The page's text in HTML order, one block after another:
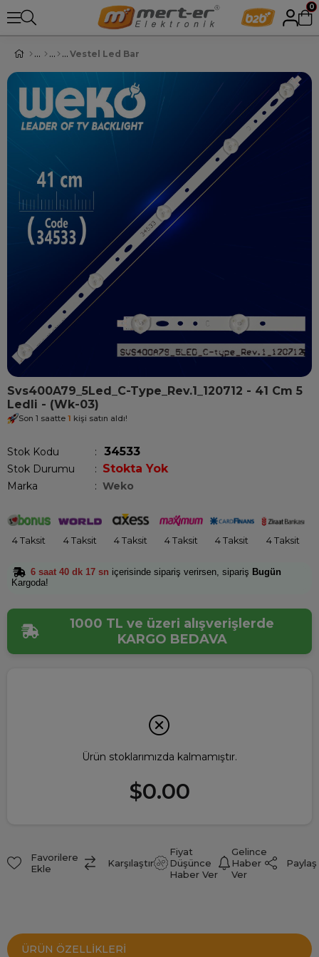
0
Vestel Led Bar
Svs400A79_5Led_C-Type_Rev.1_120712 - 41 Cm 5
Ledli - (Wk-03)
Son 1 saatte 1 kişi satın aldı!
Stok Kodu 34533
Stok Durumu : Stokta Yok
Marka : Weko
4 Taksit 4 Taksit 4 Taksit 4 Taksit 4 Taksit 4 Taksit
6 saat 40 dk 17 sn içerisinde sipariş verirsen, sipariş Bugün
Kargoda!
1000 TL ve üzeri alışverişlerde
KARGO BEDAVA
Ürün stoklarımızda kalmamıştır.
$0.00
Favorilere
Ekle
Karşılaştır
Fiyat
Düşünce
Haber Ver
Gelince
Haber
Ver
Paylaş
ÜRÜN ÖZELLIKLERI